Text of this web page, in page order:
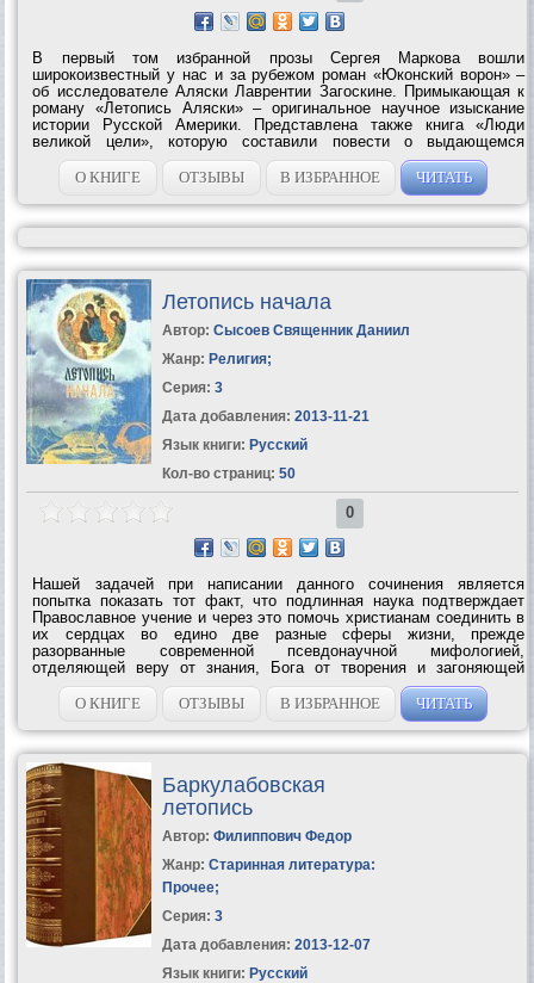
В первый том избранной прозы Сергея Маркова вошли
широкоизвестный у нас и за рубежом роман «Юконский ворон» –
об исследователе Аляски Лаврентии Загоскине. Примыкающая к
роману «Летопись Аляски» – оригинальное научное изыскание
истории Русской Америки. Представлена также книга «Люди
великой цели», которую составили повести о выдающемся
мореходе Семене Дежневе и знаменитых наших путешественниках
Пржевальском и...
О КНИГЕ ОТЗЫВЫ В ИЗБРАННОЕ ЧИТАТЬ
Летопись начала
Автор: Сысоев Священник Даниил
Жанр: Религия;
Серия: 3
Дата добавления: 2013-11-21
Язык книги: Русский
Кол-во страниц: 50
0
Нашей задачей при написании данного сочинения является
попытка показать тот факт, что подлинная наука подтверждает
Православное учение и через это помочь христианам соединить в
их сердцах во едино две разные сферы жизни, прежде
разорванные современной псевдонаучной мифологией,
отделяющей веру от знания, Бога от творения и загоняющей
Церковь в дальний угол...
О КНИГЕ
ОТЗЫВЫ В ИЗБРАННОЕ ЧИТАТЬ
Баркулабовская
летопись
Автор: Филиппович Федор
Жанр: Старинная литература:
Прочее;
Серия: 3
Дата добавления: 2013-12-07
Язык книги: Русский